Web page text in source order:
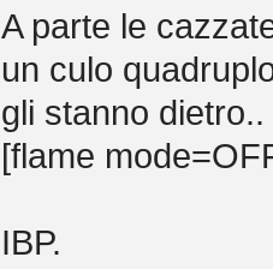
A parte le
un culo
gli stanno
[flame
IBP.